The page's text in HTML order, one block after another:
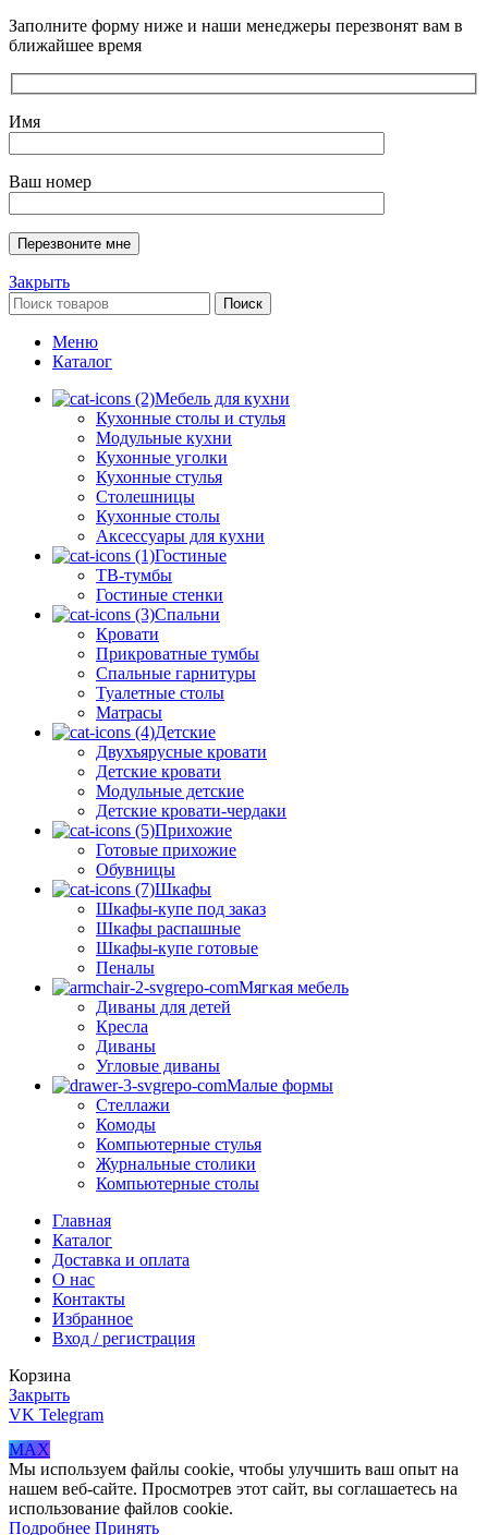
Заполните форму ниже и наши менеджеры перезвонят вам в
ближайшее время
Имя
Ваш номер
Закрыть
Поиск
Меню
Каталог
Мебель для кухни
Кухонные столы и стулья
Модульные кухни
Кухонные уголки
Кухонные стулья
Столешницы
Кухонные столы
Аксессуары для кухни
Гостиные
ТВ-тумбы
Гостиные стенки
Спальни
Кровати
Прикроватные тумбы
Спальные гарнитуры
Туалетные столы
Матрасы
Детские
Двухъярусные кровати
Детские кровати
Модульные детские
Детские кровати-чердаки
Прихожие
Готовые прихожие
Обувницы
Шкафы
Шкафы-купе под заказ
Шкафы распашные
Шкафы-купе готовые
Пеналы
Мягкая мебель
Диваны для детей
Кресла
Диваны
Угловые диваны
Малые формы
Стеллажи
Комоды
Компьютерные стулья
Журнальные столики
Компьютерные столы
Главная
Каталог
Доставка и оплата
О нас
Контакты
Избранное
Вход / регистрация
Корзина
Закрыть
VK Telegram
MAX
Мы используем файлы cookie, чтобы улучшить ваш опыт на
нашем веб-сайте. Просмотрев этот сайт, вы соглашаетесь на
использование файлов cookie.
Подробнее Принять